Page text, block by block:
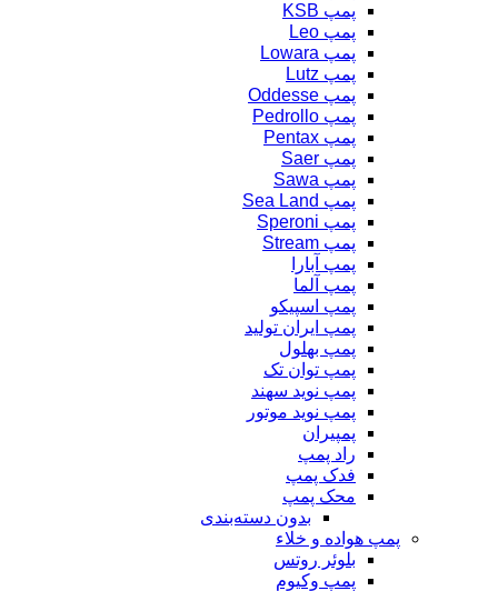
پمپ KSB
پمپ Leo
پمپ Lowara
پمپ Lutz
پمپ Oddesse
پمپ Pedrollo
پمپ Pentax
پمپ Saer
پمپ Sawa
پمپ Sea Land
پمپ Speroni
پمپ Stream
پمپ آبارا
پمپ آلما
پمپ اسپیکو
پمپ ایران تولید
پمپ بهلول
پمپ توان تک
پمپ نوید سهند
پمپ نوید موتور
پمپیران
راد پمپ
فدک پمپ
محک پمپ
بدون دسته‌بندی
پمپ هواده و خلاء
بلوئر روتس
پمپ وکیوم